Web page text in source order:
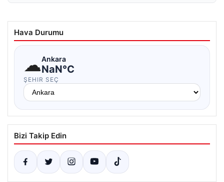
Hava Durumu
☁Ankara
NaN°C
ŞEHIR SEÇ
Bizi Takip Edin